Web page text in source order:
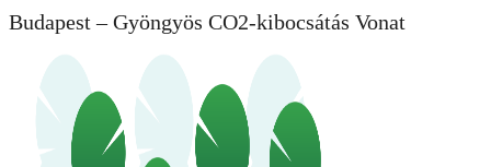
Budapest – Gyöngyös CO2-kibocsátás Vonat